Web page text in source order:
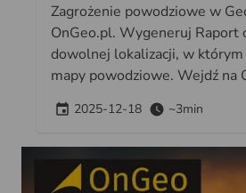
Zagrożenie powodziowe w
OnGeo.pl. Wygeneruj Raport
dowolnej lokalizacji, w którym
mapy powodziowe. Wejdź na
2025-12-18 ~3min